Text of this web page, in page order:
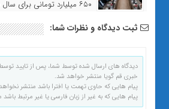
۶۵۰ میلیارد تومانی برای سال ۱۴۰۵
ثبت دیدگاه و نظرات شما:
دیدگاه های ارسال شده توسط شما، پس از تایید
خبری قم گویا منتشر خواهد شد.
پیام هایی که حاوی تهمت یا افترا باشد منتشر
پیام هایی که به غیر از زبان فارسی یا غیر مرتبط